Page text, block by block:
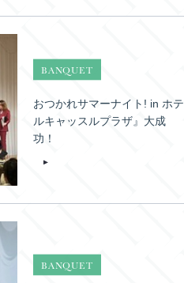
BANQUET
おつかれサマーナイト! in ホテ
ルキャッスルプラザ』大成
功！
BANQUET